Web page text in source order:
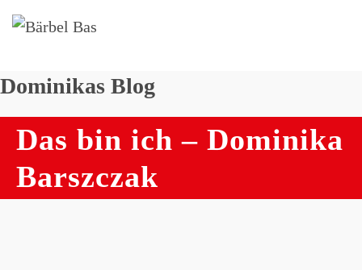
Dominikas Blog
Das bin ich – Dominika
Barszczak